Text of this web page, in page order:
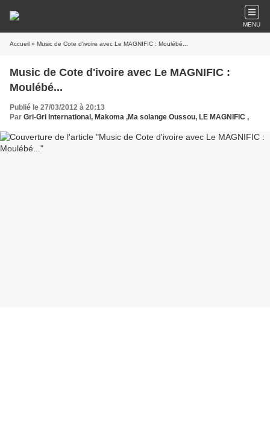
MENU
Accueil » Music de Cote d'ivoire avec Le MAGNIFIC : Moulébé...
Music de Cote d'ivoire avec Le MAGNIFIC :
Moulébé...
Publié le 27/03/2012 à 20:13
Par Gri-Gri International, Makoma ,Ma solange Oussou, LE MAGNIFIC ,